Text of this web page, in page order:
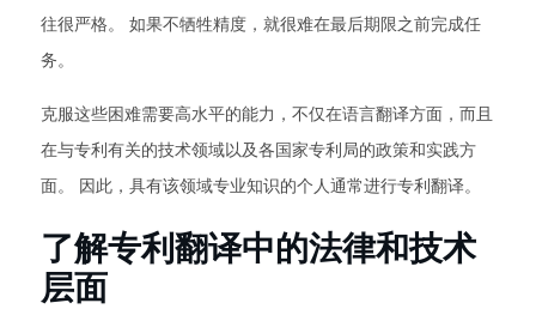
往很严格。 如果不牺牲精度，就很难在最后期限之前完成任
务。
克服这些困难需要高水平的能力，不仅在语言翻译方面，而且
在与专利有关的技术领域以及各国家专利局的政策和实践方
面。 因此，具有该领域专业知识的个人通常进行专利翻译。
了解专利翻译中的法律和技术
层面